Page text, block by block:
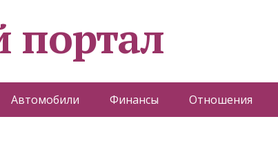
Автомобили Финансы Отношения